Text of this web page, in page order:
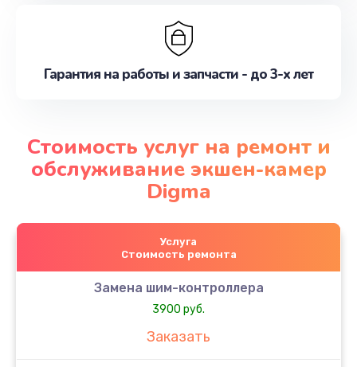
Гарантия на работы и запчасти - до 3-х лет
Стоимость услуг на ремонт и
обслуживание экшен-камер
Digma
Услуга
Стоимость ремонта
Замена шим-контроллера
3900 руб.
Заказать